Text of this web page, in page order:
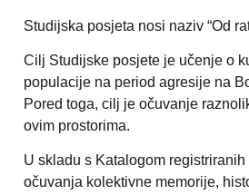
Studijska posjeta nosi naziv “Od
Cilj Studijske posjete je učenje o
populacije na period agresije na
Pored toga, cilj je očuvanje
ovim prostorima.
U skladu s Katalogom
očuvanja kolektivne memorije,